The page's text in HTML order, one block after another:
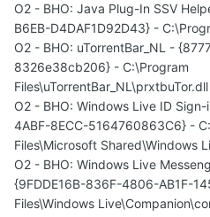
O2 - BHO: Java Plug-In SSV
B6EB-D4DAF1D92D43} -
O2 - BHO: uTorrentBar_NL -
8326e38cb206} - C:\Program
Files\uTorrentBar_NL\prxtbuTor.dll
O2 - BHO: Windows Live ID
4ABF-8ECC-5164760863C6} -
Files\Microsoft Shared\Windows
O2 - BHO: Windows Live
{9FDDE16B-836F-4806-AB1F-
Files\Windows